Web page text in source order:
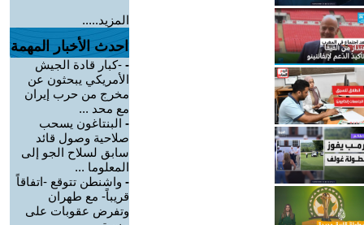
المزيد.....
احدث الأخبار المهمة
- -كبار قادة الجيش
الأمريكي يبحثون عن
مخرج من حرب إيران
مع محد ...
- البنتاغون يسحب
صلاحية وصول قائد
سابق لسلاح الجو إلى
المعلوما ...
- واشنطن تتوقع -اتفاقاً
قريباً- مع طهران
وتفرض عقوبات على